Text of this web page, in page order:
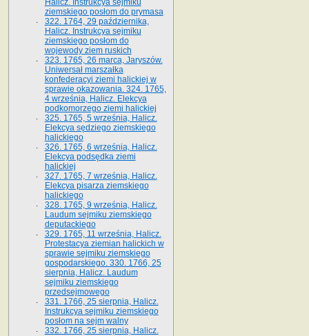
Halicz. Instrukcya sejmiku
ziemskiego posłom do prymasa
322. 1764, 29 października,
Halicz. Instrukcya sejmiku
ziemskiego posłom do
wojewody ziem ruskich
323. 1765, 26 marca, Jaryszów.
Uniwersał marszałka
konfederacyi ziemi halickiej w
sprawie okazowania. 324. 1765,
4 września, Halicz. Elekcya
podkomorzego ziemi halickiej
325. 1765, 5 września, Halicz.
Elekcya sędziego ziemskiego
halickiego
326. 1765, 6 września, Halicz.
Elekcya podsędka ziemi
halickiej
327. 1765, 7 września, Halicz.
Elekcya pisarza ziemskiego
halickiego
328. 1765, 9 września, Halicz.
Laudum sejmiku ziemskiego
deputackiego
329. 1765, 11 września, Halicz.
Protestacya ziemian halickich w
sprawie sejmiku ziemskiego
gospodarskiego. 330. 1766, 25
sierpnia, Halicz. Laudum
sejmiku ziemskiego
przedsejmowego
331. 1766, 25 sierpnia, Halicz.
Instrukcya sejmiku ziemskiego
posłom na sejm walny
332. 1766, 25 sierpnia, Halicz.